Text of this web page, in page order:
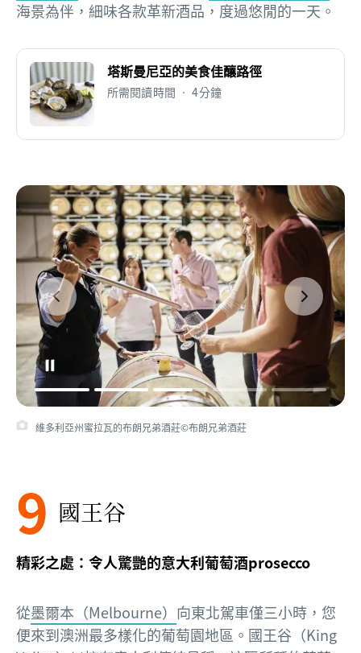
海景為伴，細味各款革新酒品，度過悠閒的一天。
塔斯曼尼亞的美食佳釀路徑
所需閱讀時間 • 4分鐘
維多利亞州蜜拉瓦的布朗兄弟酒莊©布朗兄弟酒莊
9 國王谷
精彩之處：令人驚艷的意大利葡萄酒prosecco
從墨爾本（Melbourne） 向東北駕車僅三小時，您
便來到澳洲最多樣化的葡萄園地區。國王谷（King